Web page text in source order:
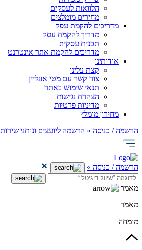
הלוואות לעסקים
מחירים מומלצים
מדריכים להקמת עסק
מדריך להקמת עסק
תכנית עסקית
מדריכים להקמת אתר אינטרנט
אודותינו
קצת עלינו
צור קשר עם מטי אונליין
תנאי שימוש באתר
הצהרת נגישות
מדיניות פרטיות
מחירון מומלץ
הרשמה / כניסה » הרשמה ליועצים ונותני שירות
הרשמה / כניסה »
מאמר
מאמר
מומחה